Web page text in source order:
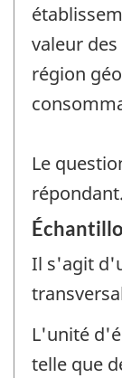
valeur
région
Le
répondant.
Il s'agit
L'unité
telle que